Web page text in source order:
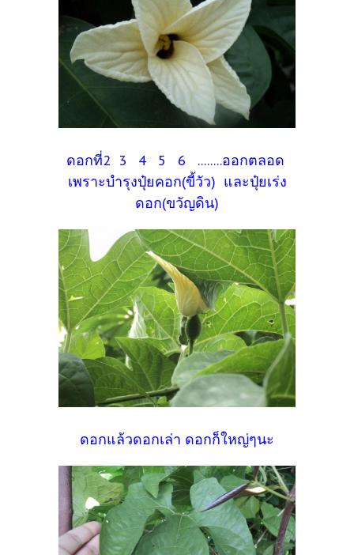
ดอกที่2 3 4 5 6 ........ออกตลอด
เพราะบำรุงปุ๋ยคอก(ขี้วัว) และปุ๋ยเร่ง
ดอก(ขวัญดิน)
ดอกแล้วดอกเล่า ดอกก็ใหญ่ๆนะ